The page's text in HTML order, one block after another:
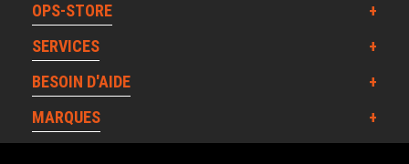
OPS-STORE
SERVICES
BESOIN D'AIDE
MARQUES